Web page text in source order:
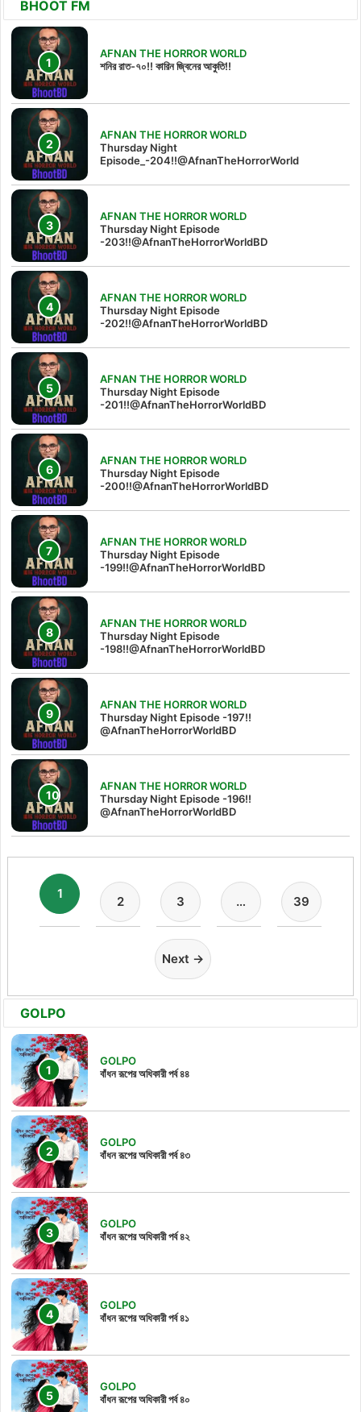
BHOOT FM
AFNAN THE HORROR WORLD
শনির রাত-৭০!! কারিন জ্বিনের আকুতি!!
AFNAN THE HORROR WORLD
Thursday Night
Episode_-204!!@AfnanTheHorrorWorld
AFNAN THE HORROR WORLD
Thursday Night Episode
-203!!@AfnanTheHorrorWorldBD
AFNAN THE HORROR WORLD
Thursday Night Episode
-202!!@AfnanTheHorrorWorldBD
AFNAN THE HORROR WORLD
Thursday Night Episode
-201!!@AfnanTheHorrorWorldBD
AFNAN THE HORROR WORLD
Thursday Night Episode
-200!!@AfnanTheHorrorWorldBD
AFNAN THE HORROR WORLD
Thursday Night Episode
-199!!@AfnanTheHorrorWorldBD
AFNAN THE HORROR WORLD
Thursday Night Episode
-198!!@AfnanTheHorrorWorldBD
AFNAN THE HORROR WORLD
Thursday Night Episode -197!!‪
@AfnanTheHorrorWorldBD‬
AFNAN THE HORROR WORLD
Thursday Night Episode -196!!
@AfnanTheHorrorWorldBD
1
2 3 … 39
Next →
GOLPO
GOLPO
বাঁধন রূপের অধিকারী পর্ব ৪৪
GOLPO
বাঁধন রূপের অধিকারী পর্ব ৪৩
GOLPO
বাঁধন রূপের অধিকারী পর্ব ৪২
GOLPO
বাঁধন রূপের অধিকারী পর্ব ৪১
GOLPO
বাঁধন রূপের অধিকারী পর্ব ৪০